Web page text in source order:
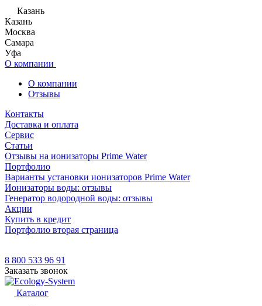
Казань
Казань
Москва
Самара
Уфа
О компании
О компании
Отзывы
Контакты
Доставка и оплата
Сервис
Статьи
Отзывы на ионизаторы Prime Water
Портфолио
Варианты установки ионизаторов Prime Water
Ионизаторы воды: отзывы
Генератор водородной воды: отзывы
Акции
Купить в кредит
Портфолио вторая страница
8 800 533 96 91
Заказать звонок
Каталог